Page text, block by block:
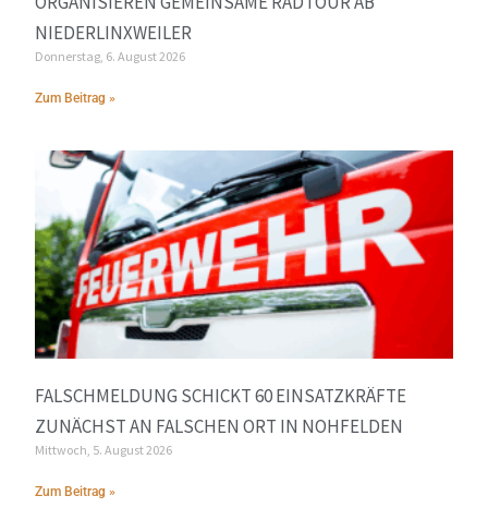
NIEDERLINXWEILER
Donnerstag, 6. August 2026
Zum Beitrag »
FALSCHMELDUNG SCHICKT 60 EINSATZKRÄFTE
ZUNÄCHST AN FALSCHEN ORT IN NOHFELDEN
Mittwoch, 5. August 2026
Zum Beitrag »